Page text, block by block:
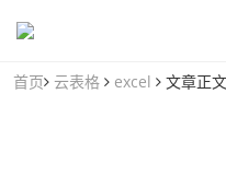
首页 云表格 excel 文章正文